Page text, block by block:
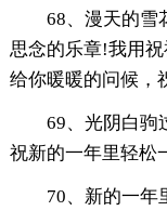
68、漫天的雪
思念的乐章!我用
给你暖暖的问候，
69、光阴白驹
祝新的一年里轻松
70、新的一年